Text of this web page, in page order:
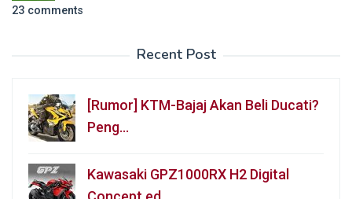
23 comments
Recent Post
[Rumor] KTM-Bajaj Akan Beli Ducati?
Peng…
Kawasaki GPZ1000RX H2 Digital